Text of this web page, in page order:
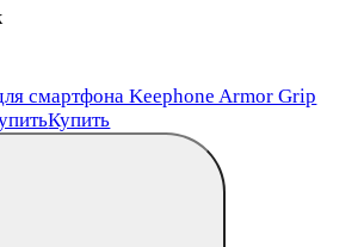
смартфона Keephone Armor Grip
Купить